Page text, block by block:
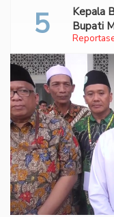
Kepala
Bupati